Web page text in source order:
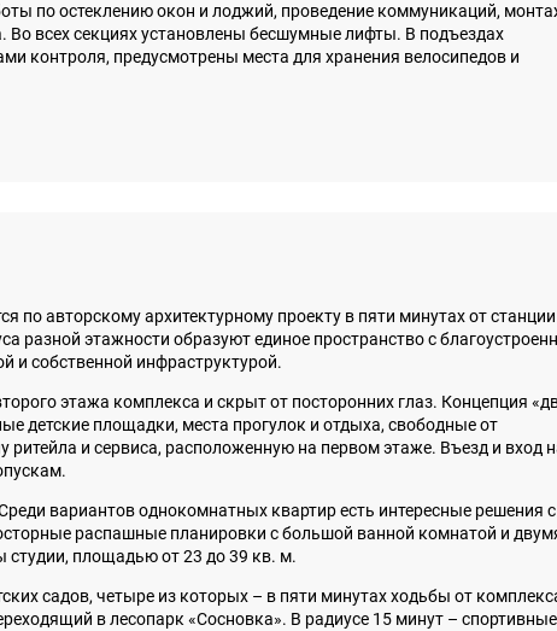
по остеклению окон и лоджий, проведение коммуникаций,
Во всех секциях установлены бесшумные лифты. В подъездах
контроля, предусмотрены места для хранения велосипедов и
по авторскому архитектурному проекту в пяти минутах от станции
разной этажности образуют единое пространство с
и собственной инфраструктурой.
этажа комплекса и скрыт от посторонних глаз. Концепция
детские площадки, места прогулок и отдыха, свободные от
ритейла и сервиса, расположенную на первом этаже. Въезд и вход
вариантов однокомнатных квартир есть интересные решения с
распашные планировки с большой ванной комнатой и
площадью от 23 до 39 кв. м.
садов, четыре из которых – в пяти минутах ходьбы от
в лесопарк «Сосновка». В радиусе 15 минут – спортивные